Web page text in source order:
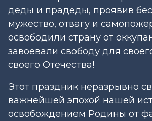
деды и прадеды, проявив
мужество, отвагу и
освободили страну от
завоевали свободу для
своего Отечества!
Этот праздник неразрывно
важнейшей эпохой нашей
освобождением Родины от